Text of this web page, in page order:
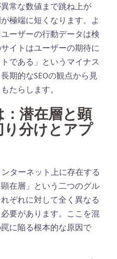
常な数値まで跳ね上が
極端に短くなります。よ
ーザーの行動データは検
イトはユーザーの期待に
である」というマイナス
期的なSEOの観点から見
たらします。
：潜在層と顕
分けとアプ
ターネット上に存在する
在層」という二つのグル
ぞれに対して全く異なる
要があります。ここを混
に陥る根本的な原因で